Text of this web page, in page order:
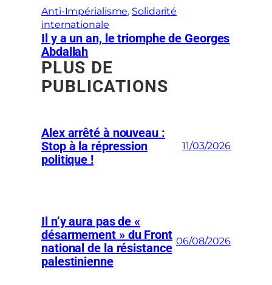
Anti-Impérialisme, Solidarité
internationale
Il y a un an, le triomphe de Georges
Abdallah
PLUS DE
PUBLICATIONS
Alex arrêté à nouveau :
Stop à la répression
politique !
11/03/2026
Il n’y aura pas de «
désarmement » du Front
national de la résistance
palestinienne
06/08/2026